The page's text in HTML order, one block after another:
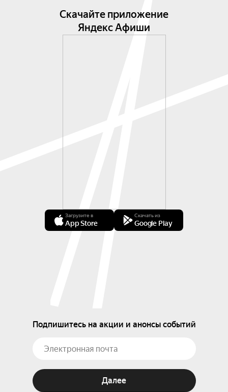
Скачайте приложение
Яндекс Афиши
Загрузите в
App Store
Скачать из
Google Play
Подпишитесь на акции и анонсы событий
Далее